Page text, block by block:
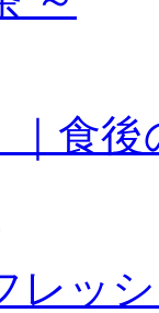
｜食
レッ